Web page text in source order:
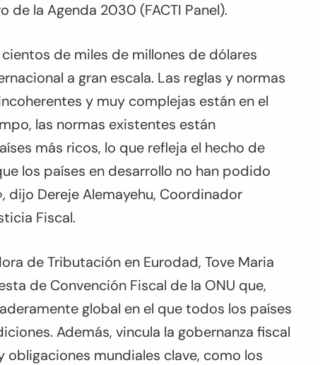
de la Agenda 2030 (FACTI Panel).
de miles de millones de dólares
a gran escala. Las reglas y normas
y muy complejas están en el
las normas existentes están
más ricos, lo que refleja el hecho de
los países en desarrollo no han podido
, dijo Dereje Alemayehu, Coordinador
Fiscal.
de Tributación en Eurodad, Tove Maria
de Convención Fiscal de la ONU que,
global en el que todos los países
Además, vincula la gobernanza fiscal
mundiales clave, como los